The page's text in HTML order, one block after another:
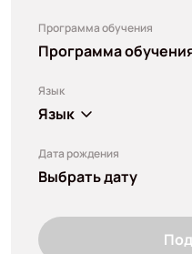
Программа обучения
Программа
Язык
Язык
Дата рождения
Выбрать дату